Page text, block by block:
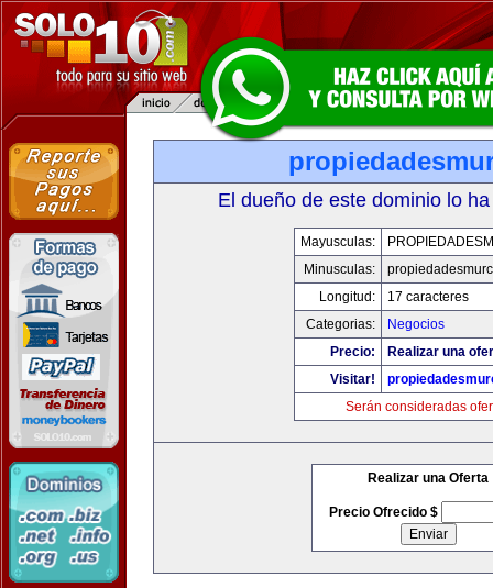
El dueño de este dominio lo
Mayusculas:
Minusculas:
Longitud:
17 caracteres
Categorias:
Negocios
Precio:
Realizar una
Visitar!
Serán consideradas
Realizar una Oferta
Precio Ofrecido $